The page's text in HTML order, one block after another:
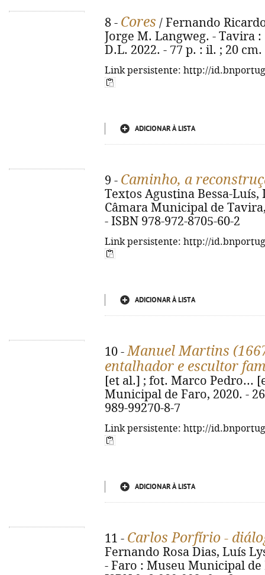
8 - Cores / Fernando
Jorge M. Langweg. - Tavira
D.L. 2022. - 77 p. : il. ; 20 cm.
Link persistente: http://
ADICIONAR À LISTA
9 - Caminho, a
Textos Agustina Bessa-
Câmara Municipal de
- ISBN 978-972-8705-60-2
Link persistente: http://
ADICIONAR À LISTA
10 -Manuel Martins
entalhador e escultor
[et al.] ; fot. Marco Pedro...
Municipal de Faro, 2020. -
989-99270-8-7
Link persistente: http://
ADICIONAR À LISTA
11 - Carlos Porfírio -
Fernando Rosa Dias, Luís
- Faro : Museu Municipal de